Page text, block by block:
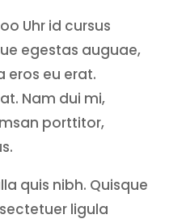
Uhr id cursus
egestas auguae,
eros eu erat.
Nam dui mi,
porttitor,
quis nibh. Quisque
ligula